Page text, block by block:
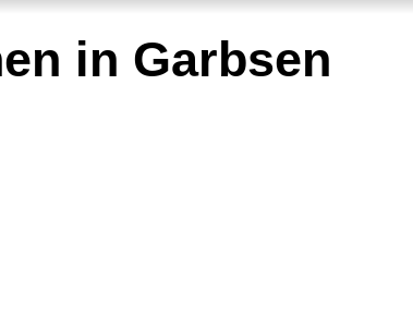
in Garbsen